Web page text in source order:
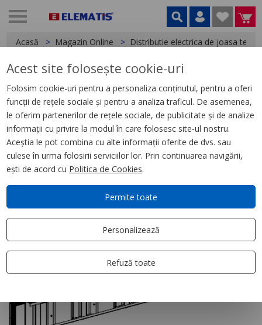
Acasă Magazin Online Distributie electrica de joasa
< Bara capsulata
Canalis Lungime Distributie Pt
Unit Tap-Off Conectabila 2500A
3L+N+Pe 2M
Acest site folosește cookie-uri
Folosim cookie-uri pentru a personaliza conținutul, pentru a oferi
funcții de rețele sociale și pentru a analiza traficul. De asemenea,
le oferim partenerilor de rețele sociale, de publicitate și de analize
informații cu privire la modul în care folosesc site-ul nostru.
Aceștia le pot combina cu alte informații oferite de dvs. sau
culese în urma folosirii serviciilor lor. Prin continuarea navigării,
ești de acord cu Politica de Cookies.
Permite toate
Personalizează
Refuză toate